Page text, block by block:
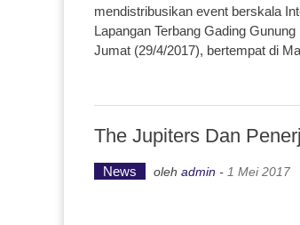
mendistribusikan event berskala
Lapangan Terbang Gading
Jumat (29/4/2017), bertempat di
The Jupiters Dan
News oleh admin - 1 Mei 2017